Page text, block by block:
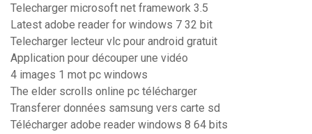
Telecharger microsoft net framework 3.5
Latest adobe reader for windows 7 32 bit
Telecharger lecteur vlc pour android gratuit
Application pour découper une vidéo
4 images 1 mot pc windows
The elder scrolls online pc télécharger
Transferer données samsung vers carte sd
Télécharger adobe reader windows 8 64 bits